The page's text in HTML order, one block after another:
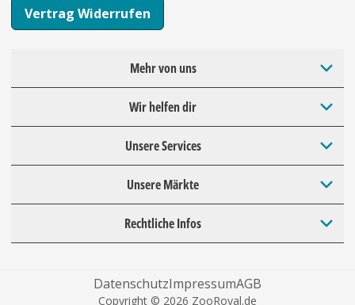
Vertrag Widerrufen
Mehr von uns
Wir helfen dir
Unsere Services
Unsere Märkte
Rechtliche Infos
DatenschutzImpressumAGB
Copyright © 2026 ZooRoyal.de